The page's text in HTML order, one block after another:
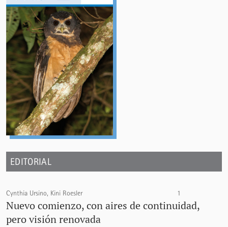
EDITORIAL
Cynthia Ursino, Kini Roesler 1
Nuevo comienzo, con aires de continuidad,
pero visión renovada